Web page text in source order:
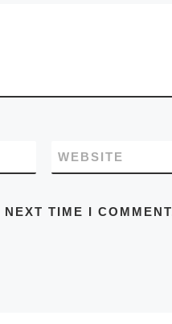
WEBSITE
TIME I